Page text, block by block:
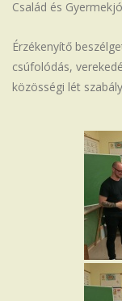
Iskola
Család és
Érzékenyítő
csúfolódás,
közösségi lét